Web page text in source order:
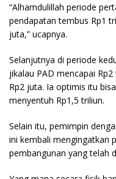
“Alhamdulillah periode
pendapatan tembus Rp1
juta,” ucapnya.
Selanjutnya di periode
jikalau PAD mencapai
Rp2 juta. Ia optimis itu
menyentuh Rp1,5 triliun.
Selain itu, pemimpin
ini kembali mengingatkan
pembangunan yang telah